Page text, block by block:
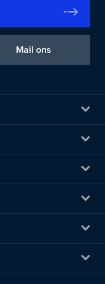
Mail ons